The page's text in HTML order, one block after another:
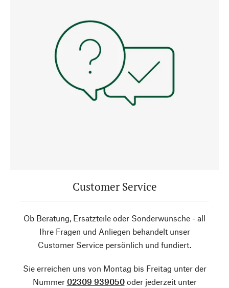
Customer Service
Ob Beratung, Ersatzteile oder Sonderwünsche - all
Ihre Fragen und Anliegen behandelt unser
Customer Service persönlich und fundiert.
Sie erreichen uns von Montag bis Freitag unter der
Nummer 02309 939050oder jederzeit unter